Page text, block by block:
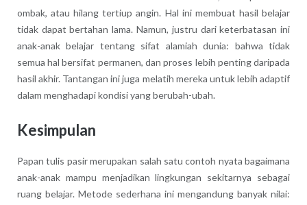
ombak, atau hilang tertiup angin. Hal ini membuat hasil belajar
tidak dapat bertahan lama. Namun, justru dari keterbatasan ini
anak-anak belajar tentang sifat alamiah dunia: bahwa tidak
semua hal bersifat permanen, dan proses lebih penting daripada
hasil akhir. Tantangan ini juga melatih mereka untuk lebih adaptif
dalam menghadapi kondisi yang berubah-ubah.
Kesimpulan
Papan tulis pasir merupakan salah satu contoh nyata bagaimana
anak-anak mampu menjadikan lingkungan sekitarnya sebagai
ruang belajar. Metode sederhana ini mengandung banyak nilai: